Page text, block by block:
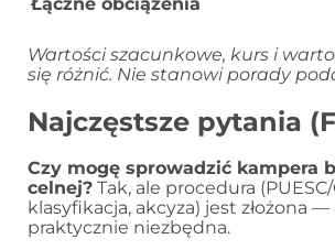
Wartości szacunkowe, kurs i
się różnić. Nie stanowi porady
Najczęstsze pytania
Czy mogę sprowadzić kampera
celnej? Tak, ale procedura (PUESC/
klasyfikacja, akcyza) jest złożona
praktycznie niezbędna.